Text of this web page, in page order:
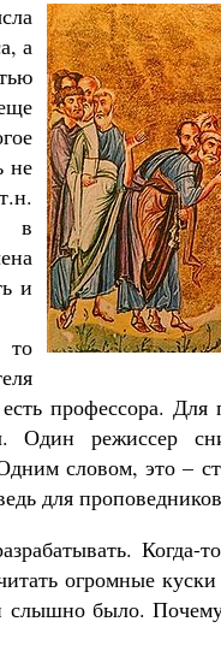
а
не
в
и
то
профессора. Для
Один режиссер
словом, это –
для
Когда-
огромные
слышно было.
в жизни